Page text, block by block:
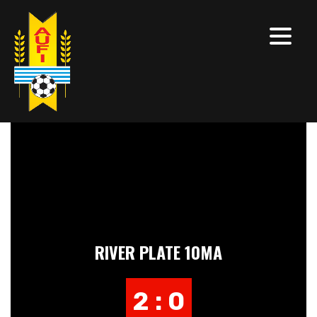
RIVER PLATE 10MA
2 : 0